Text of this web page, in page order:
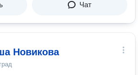
Чат
Новикова